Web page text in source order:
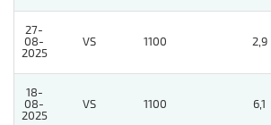
27-
08-
2025
VS 1100 2,9
18-
08-
2025
VS 1100 6,1